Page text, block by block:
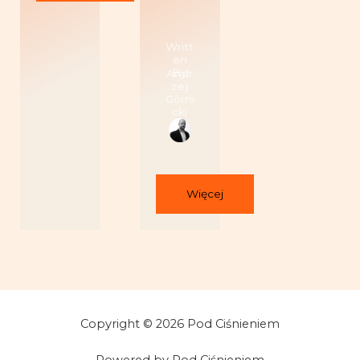
Writt
en
By
Andr
Więcej
Copyright © 2026 Pod Ciśnieniem